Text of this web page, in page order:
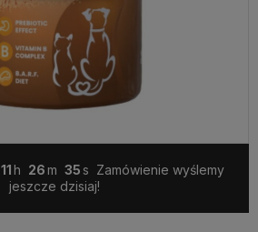
11 26 34
Zamówienie wyślemy
jeszcze dzisiaj!